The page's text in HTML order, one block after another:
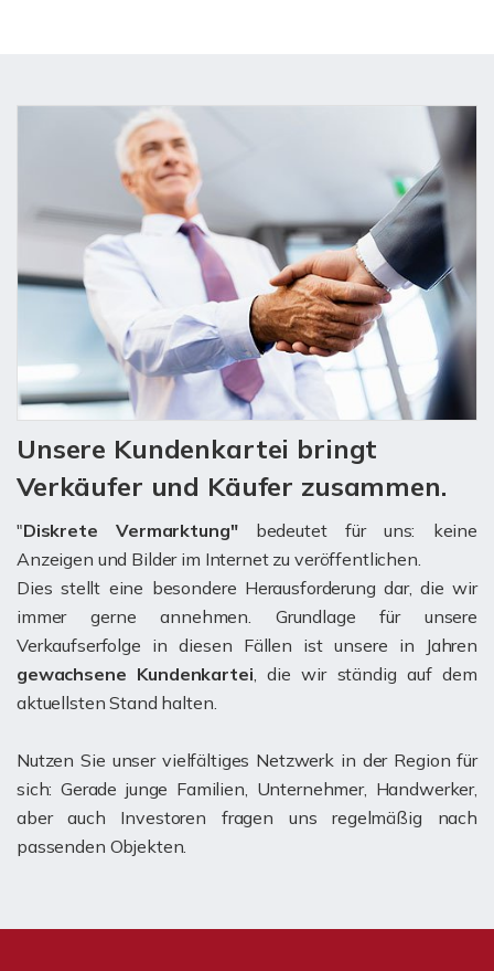
Unsere Kundenkartei bringt
Verkäufer und Käufer zusammen.
"Diskrete Vermarktung"bedeutet für uns: keine
Anzeigen und Bilder im Internet zu veröffentlichen.
Dies stellt eine besondere Herausforderung dar, die wir
immer gerne annehmen. Grundlage für unsere
Verkaufserfolge in diesen Fällen ist unsere in Jahren
gewachsene Kundenkartei, die wir ständig auf dem
aktuellsten Stand halten.
Nutzen Sie unser vielfältiges Netzwerk in der Region für
sich: Gerade junge Familien, Unternehmer, Handwerker,
aber auch Investoren fragen uns regelmäßig nach
passenden Objekten.